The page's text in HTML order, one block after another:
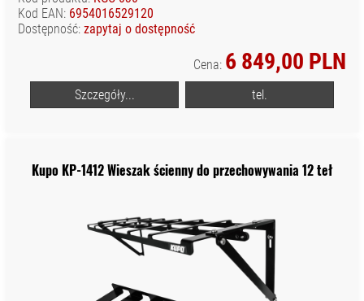
Kod EAN: 6954016529120
Dostępność: zapytaj o dostępność
Cena: 6 849,00 PLN
Szczegóły... tel.
Kupo KP-1412 Wieszak ścienny do przechowywania 12 teł